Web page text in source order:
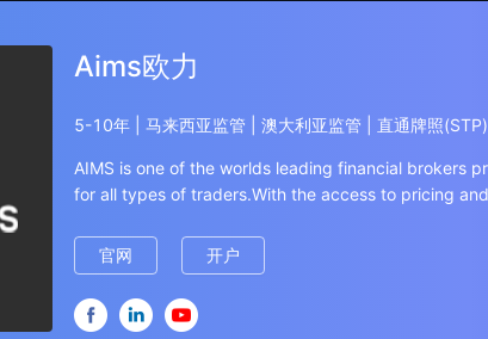
Aims欧力
5-10年 | 马来西亚监管 | 澳大利亚监管 | 直通牌照(STP)
AIMS is one of the worlds leading financial brokers
for all types of traders.With the access to pricing
官网
开户